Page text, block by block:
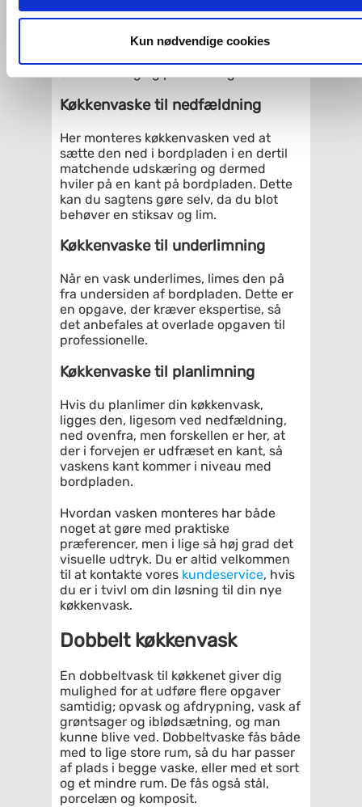
og fra nedenfor. Til enhver tid er det ligeledes muligt, at
dit samtykke, hvis du måtte ønske det.
Du kan se mere om, hvordan vi behandler dine
personoplysninger, ved at klikkeher
Kun nødvendige cookies
Montering af køkkenvask:
Der er overordnet set 3 typer montering
underlimning og planlimning.
Køkkenvaske til nedfældning
Her monteres køkkenvasken ved at
sætte den ned i bordpladen i en dertil
matchende udskæring og dermed
hviler på en kant på bordpladen. Dette
kan du sagtens gøre selv, da du blot
behøver en stiksav og lim.
Køkkenvaske til underlimning
Når en vask underlimes, limes den på
fra undersiden af bordpladen. Dette er
en opgave, der kræver ekspertise, så
det anbefales at overlade opgaven til
professionelle.
Køkkenvaske til planlimning
Hvis du planlimer din køkkenvask,
ligges den, ligesom ved nedfældning,
ned ovenfra, men forskellen er her, at
der i forvejen er udfræset en kant, så
vaskens kant kommer i niveau med
bordpladen.
Hvordan vasken monteres har både
noget at gøre med praktiske
præferencer, men i lige så høj grad det
visuelle udtryk. Du er altid velkommen
til at kontakte vores kundeservice, hvis
du er i tvivl om din løsning til din nye
køkkenvask.
Dobbelt køkkenvask
En dobbeltvask til køkkenet giver dig
mulighed for at udføre flere opgaver
samtidig; opvask og afdrypning, vask af
grøntsager og iblødsætning, og man
kunne blive ved. Dobbeltvaske fås både
med to lige store rum, så du har passer
af plads i begge vaske, eller med et sort
og et mindre rum. De fås også stål,
porcelæn og komposit.